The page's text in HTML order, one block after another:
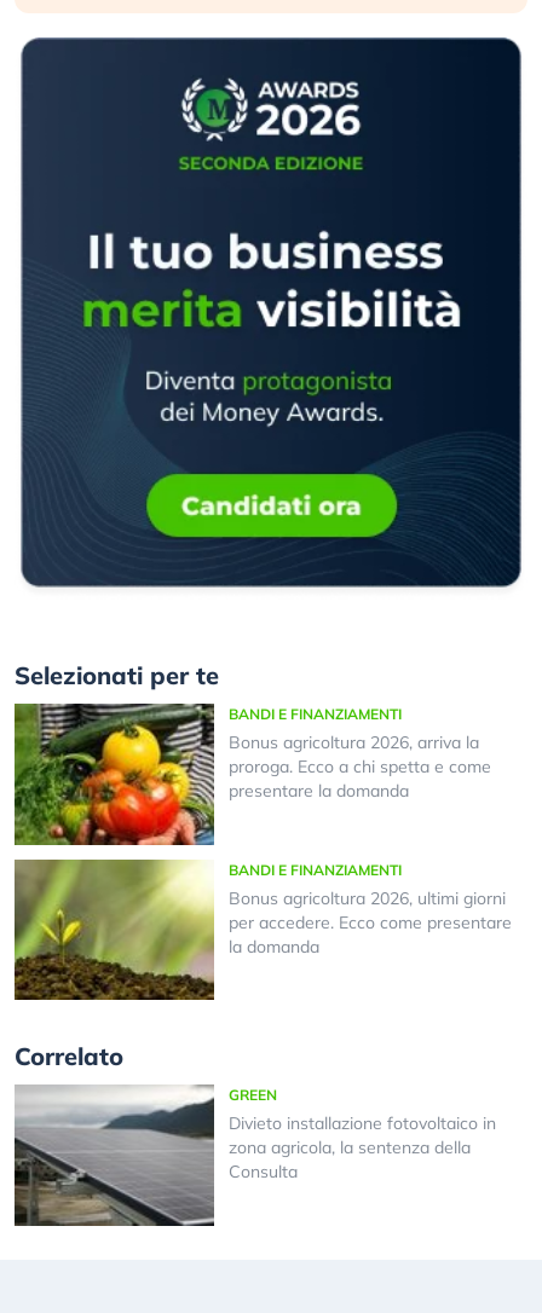
Selezionati per te
BANDI E FINANZIAMENTI
Bonus agricoltura 2026, arriva la
proroga. Ecco a chi spetta e come
presentare la domanda
BANDI E FINANZIAMENTI
Bonus agricoltura 2026, ultimi giorni
per accedere. Ecco come presentare
la domanda
Correlato
GREEN
Divieto installazione fotovoltaico in
zona agricola, la sentenza della
Consulta